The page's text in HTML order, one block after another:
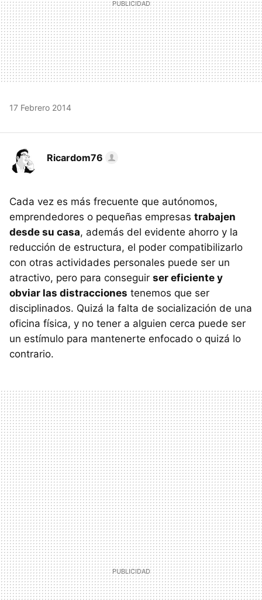
17 Febrero 2014
Ricardom76
Cada vez es más frecuente que autónomos,
emprendedores o pequeñas empresas trabajen
desde su casa, además del evidente ahorro y la
reducción de estructura, el poder compatibilizarlo
con otras actividades personales puede ser un
atractivo, pero para conseguir ser eficiente y
obviar las distracciones tenemos que ser
disciplinados. Quizá la falta de socialización de una
oficina física, y no tener a alguien cerca puede ser
un estímulo para mantenerte enfocado o quizá lo
contrario.